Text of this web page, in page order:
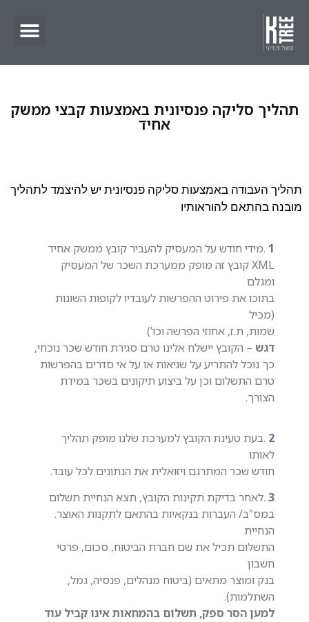
תהליך סליקה פנסיונית באמצעות קבצי ממשק
אחיד
תהליך העבודה באמצעות סליקה פנסיונית יש להיצמד לתהליך
מובנה בהתאם להוראותיו
1 .מידי חודש על המעסיק להעביר קובץ ממשק אחיד
XML קובץ זה מופק ממערכת השכר של המעסיק
ומגלם
בתוכו את פירוט ההפרשות לעובדיו לקופות השונות
(מכיל
שמות, ת.ז, אחוזי הפרשה וכו’)
דגש – הקובץ יישלח אלינו טרם סגירת חודש שכר נוכחי,
כך נוכל להתריע על שגיאות או על אי סדרים בהפרשות
טרם התשלום וכן על ביצוע תיקונים בשכר במידת
הצורך.
2 .בעת טעינת הקובץ למערכת שלנו מופק תהליך
לאותו
חודש שכר המתרגם ויזואלית את הנתונים לכל עובד.
3 .לאחר בדיקת תקינות הקובץ, תצא הנחיית תשלום
במס”ב/ העברות בנקאיות בהתאם לתקנות האוצר.
הנחיית
התשלום תכיל את שם חברת הביטוח, סכום, פרטי
חשבון
בנק ומוצר מתאים (ביטוח מנהלים, פנסיה, גמל,
השתלמות).
למען הסר ספק, תשלום בהמחאות אינו קביל עוד